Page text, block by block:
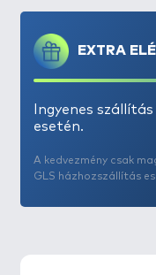
EXTRA
Ingyenes
esetén.
A kedvezmény csak
GLS házhozszállítás